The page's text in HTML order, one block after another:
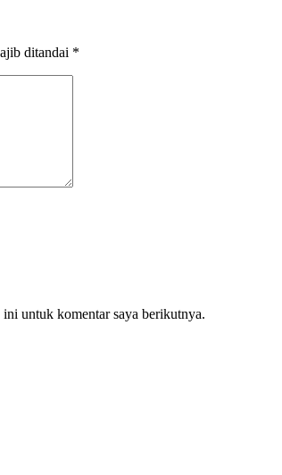
ditandai *
ini untuk komentar saya berikutnya.